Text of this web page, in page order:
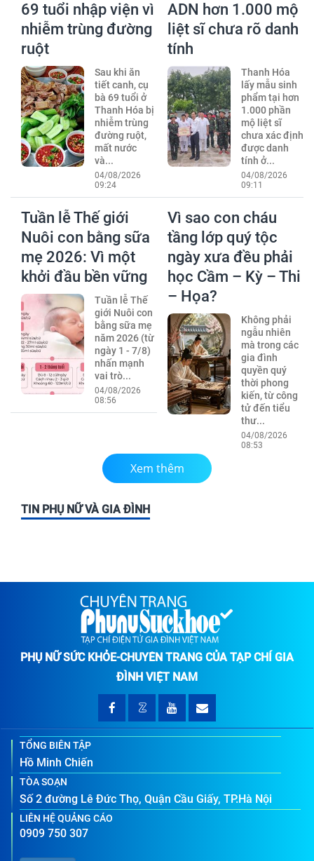
69 tuổi nhập viện vì
nhiễm trùng đường
ruột
Sau khi ăn
tiết canh, cụ
bà 69 tuổi ở
Thanh Hóa bị
nhiễm trùng
đường ruột,
mất nước
và...
04/08/2026
09:24
ADN hơn 1.000 mộ
liệt sĩ chưa rõ danh
tính
Thanh Hóa
lấy mẫu sinh
phẩm tại hơn
1.000 phần
mộ liệt sĩ
chưa xác định
được danh
tính ở...
04/08/2026
09:11
Tuần lễ Thế giới
Nuôi con bằng sữa
mẹ 2026: Vì một
khởi đầu bền vững
Tuần lễ Thế
giới Nuôi con
bằng sữa mẹ
năm 2026 (từ
ngày 1 - 7/8)
nhấn mạnh
vai trò...
04/08/2026
08:56
Vì sao con cháu
tầng lớp quý tộc
ngày xưa đều phải
học Cầm – Kỳ – Thi
– Họa?
Không phải
ngẫu nhiên
mà trong các
gia đình
quyền quý
thời phong
kiến, từ công
tử đến tiểu
thư...
04/08/2026
08:53
Xem thêm
TIN PHỤ NỮ VÀ GIA ĐÌNH
PHỤ NỮ SỨC KHỎE-CHUYÊN TRANG CỦA TẠP CHÍ GIA
ĐÌNH VIỆT NAM
TỔNG BIÊN TẬP
Hồ Minh Chiến
TÒA SOẠN
Số 2 đường Lê Đức Thọ, Quận Cầu Giấy, TP.Hà Nội
LIÊN HỆ QUẢNG CÁO
0909 750 307